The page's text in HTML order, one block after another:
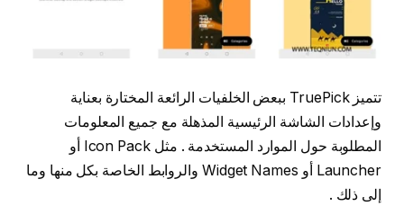
تتميز TruePick ببعض الخلفيات الرائعة المختارة بعناية
وإعدادات الشاشة الرئيسية المذهلة مع جميع المعلومات
المطلوبة حول الموارد المستخدمة . مثل Icon Pack أو
Launcher أو Widget Names والروابط الخاصة بكل منها وما
إلى ذلك ‏.